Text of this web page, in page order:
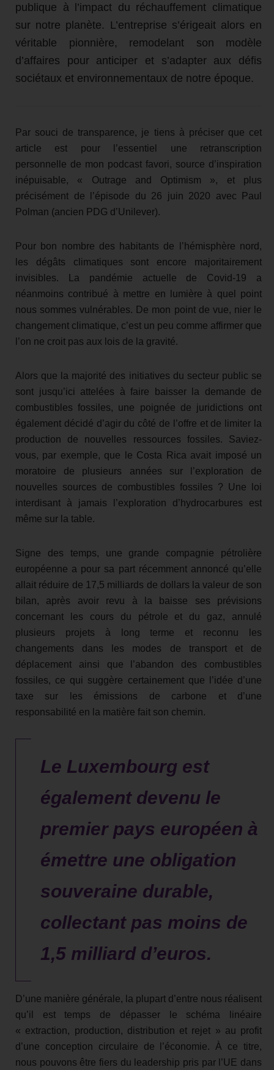
publique à l’impact du réchauffement climatique
sur notre planète. L’entreprise s’érigeait alors en
véritable pionnière, remodelant son modèle
d’affaires pour anticiper et s’adapter aux défis
sociétaux et environnementaux de notre époque.
Par souci de transparence, je tiens à préciser que cet
article est pour l’essentiel une retranscription
personnelle de mon podcast favori, source d’inspiration
inépuisable, « Outrage and Optimism », et plus
précisément de l’épisode du 26 juin 2020 avec Paul
Polman (ancien PDG d’Unilever).
Pour bon nombre des habitants de l’hémisphère nord,
les dégâts climatiques sont encore majoritairement
invisibles. La pandémie actuelle de Covid-19 a
néanmoins contribué à mettre en lumière à quel point
nous sommes vulnérables. De mon point de vue, nier le
changement climatique, c’est un peu comme affirmer que
l’on ne croit pas aux lois de la gravité.
Alors que la majorité des initiatives du secteur public se
sont jusqu’ici attelées à faire baisser la demande de
combustibles fossiles, une poignée de juridictions ont
également décidé d’agir du côté de l’offre et de limiter la
production de nouvelles ressources fossiles. Saviez-
vous, par exemple, que le Costa Rica avait imposé un
moratoire de plusieurs années sur l’exploration de
nouvelles sources de combustibles fossiles ? Une loi
interdisant à jamais l’exploration d’hydrocarbures est
même sur la table.
Signe des temps, une grande compagnie pétrolière
européenne a pour sa part récemment annoncé qu’elle
allait réduire de 17,5 milliards de dollars la valeur de son
bilan, après avoir revu à la baisse ses prévisions
concernant les cours du pétrole et du gaz, annulé
plusieurs projets à long terme et reconnu les
changements dans les modes de transport et de
déplacement ainsi que l’abandon des combustibles
fossiles, ce qui suggère certainement que l’idée d’une
taxe sur les émissions de carbone et d’une
responsabilité en la matière fait son chemin.
Le Luxembourg est
également devenu le
premier pays européen à
émettre une obligation
souveraine durable,
collectant pas moins de
1,5 milliard d’euros.
D’une manière générale, la plupart d’entre nous réalisent
qu’il est temps de dépasser le schéma linéaire
« extraction, production, distribution et rejet » au profit
d’une conception circulaire de l’économie. À ce titre,
nous pouvons être fiers du leadership pris par l’UE dans